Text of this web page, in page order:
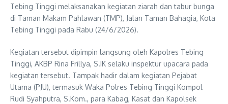
Tebing Tinggi melaksanakan kegiatan ziarah dan tabur bunga
di Taman Makam Pahlawan (TMP), Jalan Taman Bahagia, Kota
Tebing Tinggi pada Rabu (24/6/2026).
Kegiatan tersebut dipimpin langsung oleh Kapolres Tebing
Tinggi, AKBP Rina Frillya, S.IK selaku inspektur upacara pada
kegiatan tersebut. Tampak hadir dalam kegiatan Pejabat
Utama (PJU), termasuk Waka Polres Tebing Tinggi Kompol
Rudi Syahputra, S.Kom., para Kabag, Kasat dan Kapolsek